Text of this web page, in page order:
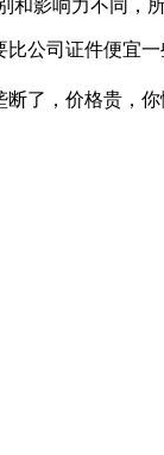
和影响力不同，
公司证件便宜一
了，价格贵，你